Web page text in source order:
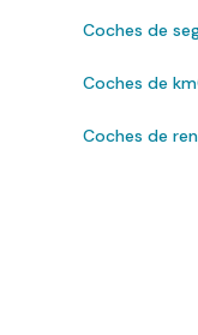
Coches de
Coches de
Coches de